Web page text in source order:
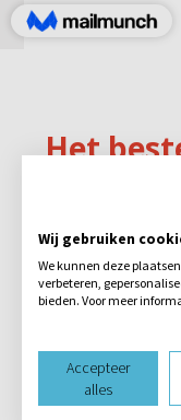
Wij gebruiken
We kunnen deze
verbeteren,
bieden. Voor meer
Accepteer
alles